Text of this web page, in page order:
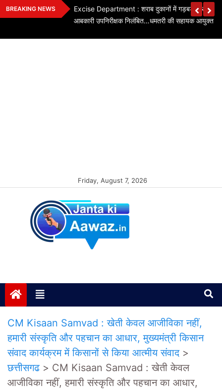
Skip
to
BREAKING NEWS
हादसे में मौत…!
Excise Department : शराब दुकानों में गड़बड़ी पर
आबकारी उपनिरीक्षक निलंबित…धमतरी की सहायक आयुक्त पर
Friday, August 7, 2026
CM Kisaan Samvad : खेती केवल आजीविका नहीं,
हमारी संस्कृति और पहचान का आधार, मुख्यमंत्री किसान
संवाद कार्यक्रम में किसानों से किया आत्मीय संवाद>
छत्तीसगढ > CM Kisaan Samvad : खेती केवल
आजीविका नहीं, हमारी संस्कृति और पहचान का आधार,